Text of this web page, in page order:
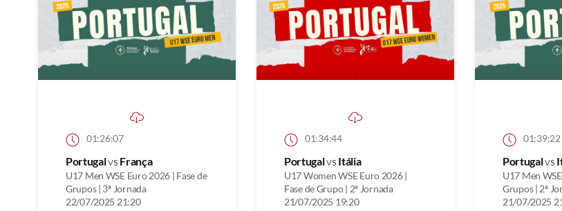
01:26:07
Portugalvs França
U17 Men WSE Euro 2026 | Fase de
Grupos | 3ª Jornada
22/07/2025 21:20
01:34:44
Portugalvs Itália
U17 Women WSE Euro 2026 |
Fase de Grupo | 2ª Jornada
21/07/2025 19:20
01:39:22
Portugalvs
U17 Men
Grupos | 2ª
21/07/2025